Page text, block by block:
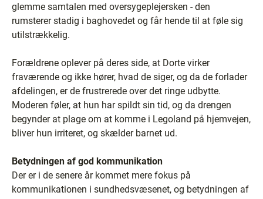
glemme samtalen med oversygeplejersken - den
rumsterer stadig i baghovedet og får hende til at føle sig
utilstrækkelig.
Forældrene oplever på deres side, at Dorte virker
fraværende og ikke hører, hvad de siger, og da de forlader
afdelingen, er de frustrerede over det ringe udbytte.
Moderen føler, at hun har spildt sin tid, og da drengen
begynder at plage om at komme i Legoland på hjemvejen,
bliver hun irriteret, og skælder barnet ud.
Betydningen af god kommunikation
Der er i de senere år kommet mere fokus på
kommunikationen i sundhedsvæsenet, og betydningen af